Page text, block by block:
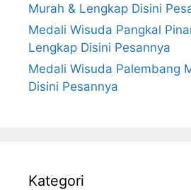
Murah & Lengkap Disini
Medali Wisuda Pangkal
Lengkap Disini Pesannya
Medali Wisuda Palembang
Disini Pesannya
Kategori